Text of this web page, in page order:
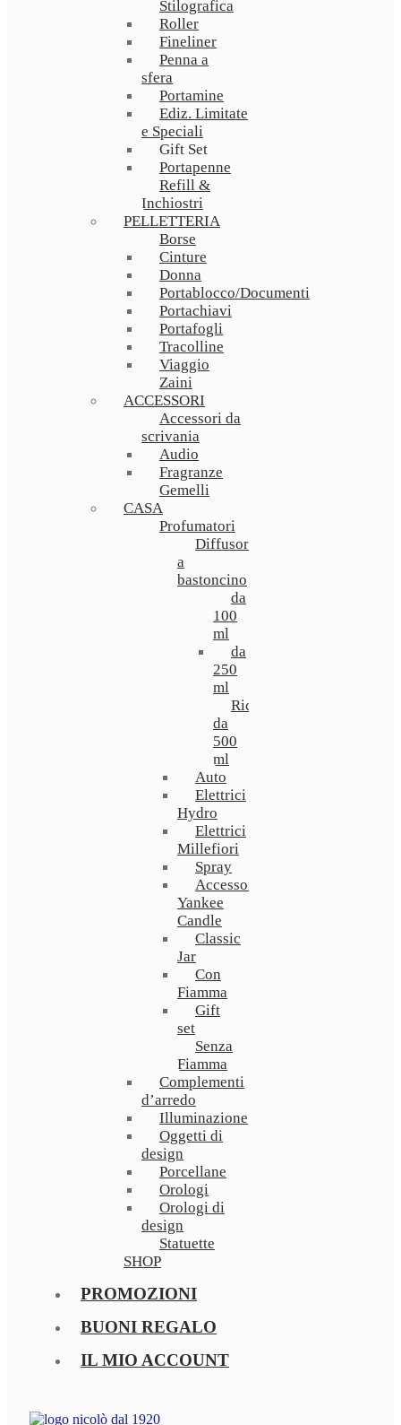
Stilografica
Roller
Fineliner
Penna a
sfera
Portamine
Ediz. Limitate
e Speciali
Gift Set
Portapenne
Refill &
Inchiostri
PELLETTERIA
Borse
Cinture
Donna
Portablocco/Documenti
Portachiavi
Portafogli
Tracolline
Viaggio
Zaini
ACCESSORI
Accessori da
scrivania
Audio
Fragranze
Gemelli
CASA
Profumatori
Diffusori
a
bastoncino
da
100
ml
da
250
ml
Ricarica
da
500
ml
Auto
Elettrici
Hydro
Elettrici
Millefiori
Spray
Accessori
Yankee
Candle
Classic
Jar
Con
Fiamma
Gift
set
Senza
Fiamma
Complementi
d’arredo
Illuminazione
Oggetti di
design
Porcellane
Orologi
Orologi di
design
Statuette
SHOP
PROMOZIONI
BUONI REGALO
IL MIO ACCOUNT